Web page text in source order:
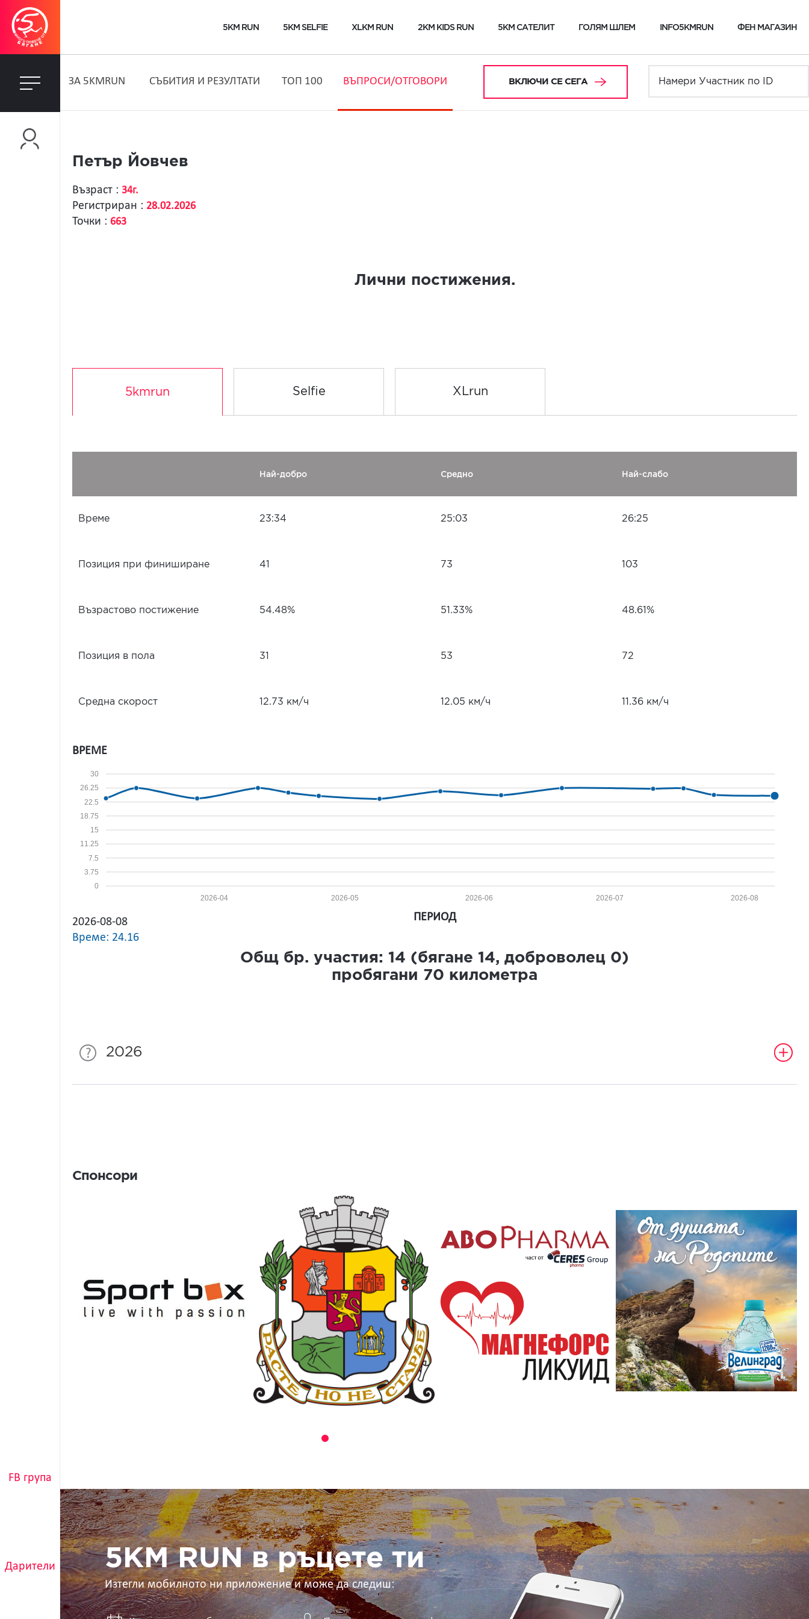
5KM RUN 5KM SELFIE XLKM RUN 2KM KIDS RUN 5KM САТЕЛИТ ГОЛЯМ ШЛЕМ INFO5KMRUN ФЕН МАГАЗИН
FB група
Дарители
ЗA 5KMRUN СЪБИТИЯ И РЕЗУЛТАТИ ТОП 100 ВЪПРОСИ/ОТГОВОРИ ВКЛЮЧИ СЕ СЕГА
Петър Йовчев
Възраст : 34г.
Регистриран : 28.02.2026
Точки : 663
Лични постижения.
5kmrun Selfie XLrun
Най-добро Средно Най-слабо
Време 23:34 25:03 26:25
Позиция при финиширане 41 73 103
Възрастово постижение 54.48% 51.33% 48.61%
Позиция в пола 31 53 72
Средна скорост 12.73 км/ч 12.05 км/ч 11.36 км/ч
ВРЕМЕ
0
3.75
7.5
11.25
15
18.75
22.5
26.25
30
2026-08
2026-07
2026-06
2026-05
2026-04
2026-08-08
Време: 24.16
ПЕРИОД
Общ бр. участия: 14 (бягане 14, доброволец 0)
пробягани 70 километра
2026
Спонсори
5KM
RUN
в
ръцете
ти
5KM RUN в ръцете ти
Изтегли мобилното ни приложение и може да следиш: